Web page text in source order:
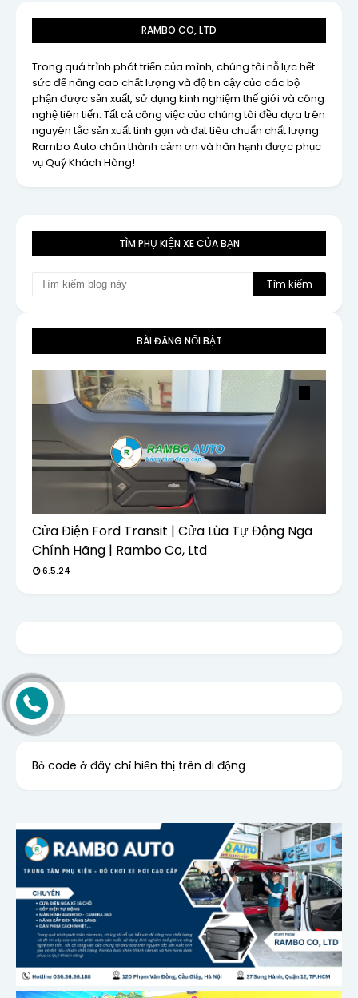
RAMBO CO, LTD
Trong quá trình phát triển của mình, chúng tôi nỗ lực hết
sức để nâng cao chất lượng và độ tin cậy của các bộ
phận được sản xuất, sử dụng kinh nghiệm thế giới và công
nghệ tiên tiến. Tất cả công việc của chúng tôi đều dựa trên
nguyên tắc sản xuất tinh gọn và đạt tiêu chuẩn chất lượng.
Rambo Auto chân thành cảm ơn và hân hạnh được phục
vụ Quý Khách Hàng!
TÌM PHỤ KIỆN XE CỦA BẠN
BÀI ĐĂNG NỔI BẬT
Cửa Điện Ford Transit | Cửa Lùa Tự Động Nga
Chính Hãng | Rambo Co, Ltd
6.5.24
Bỏ code ở đây chỉ hiển thị trên di động